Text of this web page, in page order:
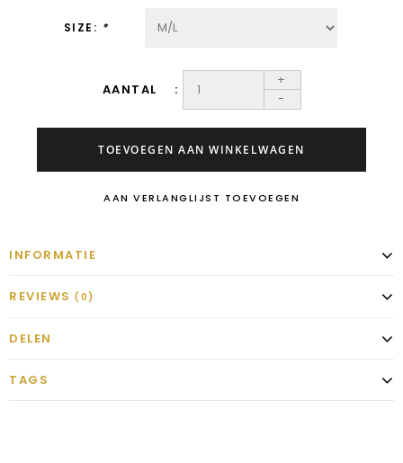
SIZE: *
AANTAL
+
-
TOEVOEGEN AAN WINKELWAGEN
AAN VERLANGLIJST TOEVOEGEN
INFORMATIE
REVIEWS (0)
DELEN
TAGS